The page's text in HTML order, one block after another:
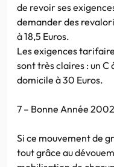
de revoir ses
demander des
à 18,5 Euros.
Les exigences
sont très claires : un C
domicile à 30 Euros.
7 – Bonne Année
Si ce mouvement de
tout grâce au